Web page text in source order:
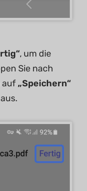
, um die
Sie nach
auf „Speichern“